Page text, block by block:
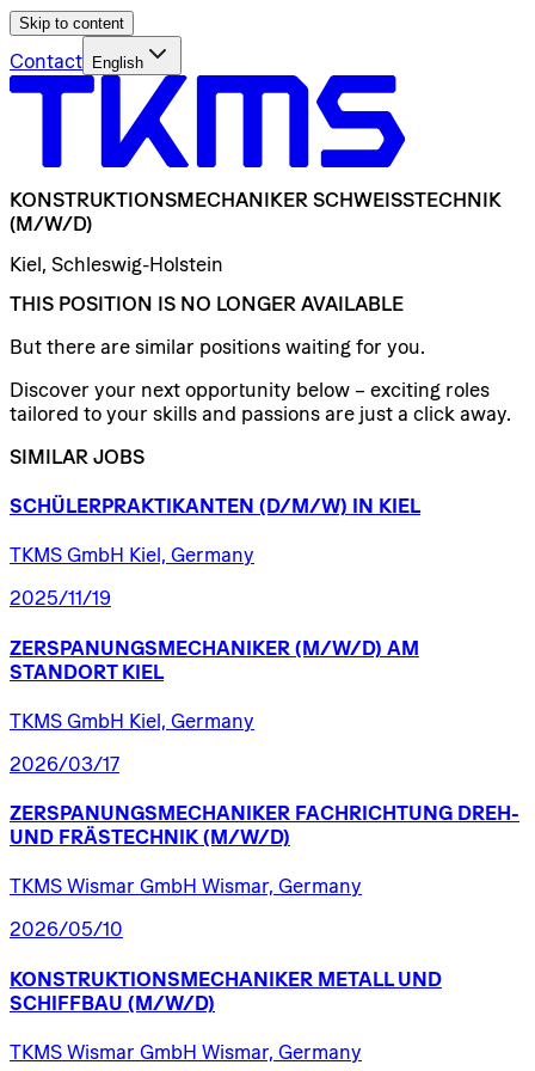
Skip to content
Contact English
KONSTRUKTIONSMECHANIKER SCHWEISSTECHNIK
(M/W/D)
Kiel, Schleswig-Holstein
THIS POSITION IS NO LONGER AVAILABLE
But there are similar positions waiting for you.
Discover your next opportunity below – exciting roles
tailored to your skills and passions are just a click away.
SIMILAR JOBS
SCHÜLERPRAKTIKANTEN (D/​M/​W) IN KIEL
TKMS GmbH Kiel, Germany
2025/11/19
ZERSPANUNGSMECHANIKER (M/W/D) AM
STANDORT KIEL
TKMS GmbH Kiel, Germany
2026/03/17
ZERSPANUNGSMECHANIKER FACHRICHTUNG DREH-
UND FRÄSTECHNIK (M/W/D)
TKMS Wismar GmbH Wismar, Germany
2026/05/10
KONSTRUKTIONSMECHANIKER METALL UND
SCHIFFBAU (M/W/D)
TKMS Wismar GmbH Wismar, Germany